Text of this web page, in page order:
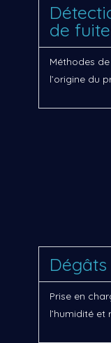
de
Méthodes
l’origine du
Prise en
l’humidité et